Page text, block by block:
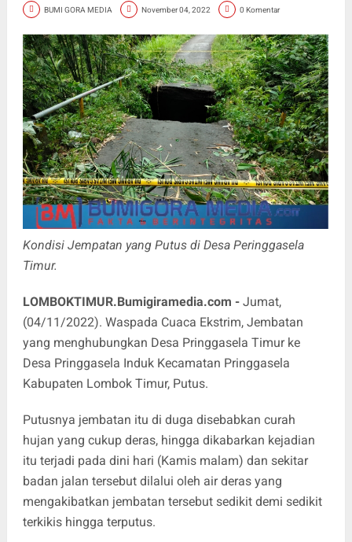
BUMI GORA MEDIA November 04, 2022 0 Komentar
Kondisi Jempatan yang Putus di Desa Peringgasela
Timur.
LOMBOKTIMUR.Bumigiramedia.com -Jumat,
(04/11/2022). Waspada Cuaca Ekstrim, Jembatan
yang menghubungkan Desa Pringgasela Timur ke
Desa Pringgasela Induk Kecamatan Pringgasela
Kabupaten Lombok Timur, Putus.
Putusnya jembatan itu di duga disebabkan curah
hujan yang cukup deras, hingga dikabarkan kejadian
itu terjadi pada dini hari (Kamis malam) dan sekitar
badan jalan tersebut dilalui oleh air deras yang
mengakibatkan jembatan tersebut sedikit demi sedikit
terkikis hingga terputus.